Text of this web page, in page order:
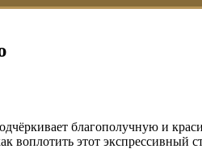
благополучную и
воплотить этот экспрессивный